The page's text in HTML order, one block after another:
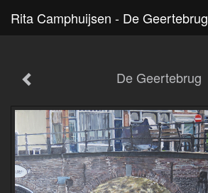
Rita Camphuijsen - De Geertebrug
De Geertebrug